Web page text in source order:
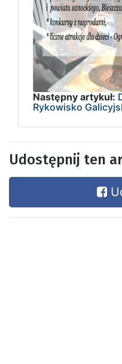
Następny artykuł:
Rykowisko
Udostępnij ten